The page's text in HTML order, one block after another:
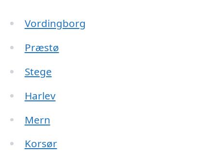
Vordingborg
Præstø
Stege
Harlev
Mern
Korsør